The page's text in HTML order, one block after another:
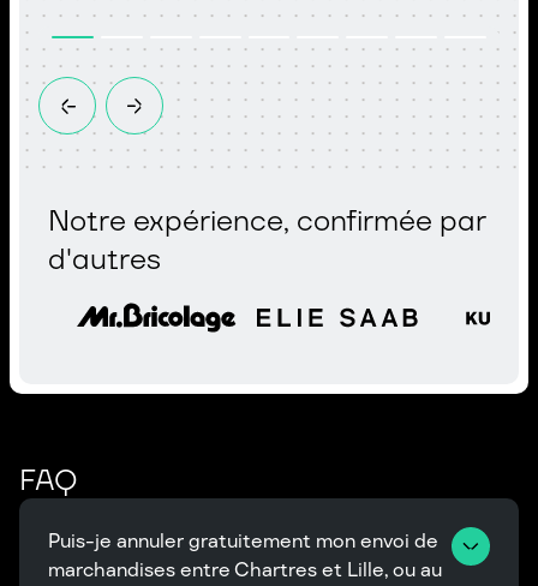
Notre expérience, confirmée par
d'autres
FAQ
Puis-je annuler gratuitement mon envoi de
marchandises entre Chartres et Lille, ou au